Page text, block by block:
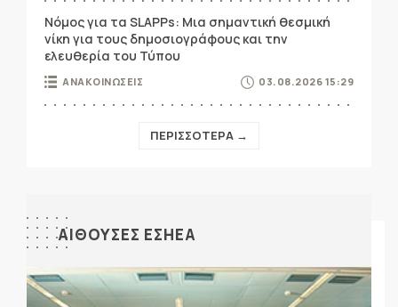
Νόμος για τα SLAPPs: Μια σημαντική θεσμική
νίκη για τους δημοσιογράφους και την
ελευθερία του Τύπου
ΑΝΑΚΟΙΝΩΣΕΙΣ 03.08.2026 15:29
ΠΕΡΙΣΣΟΤΕΡΑ →
ΑΙΘΟΥΣΕΣ ΕΣΗΕΑ